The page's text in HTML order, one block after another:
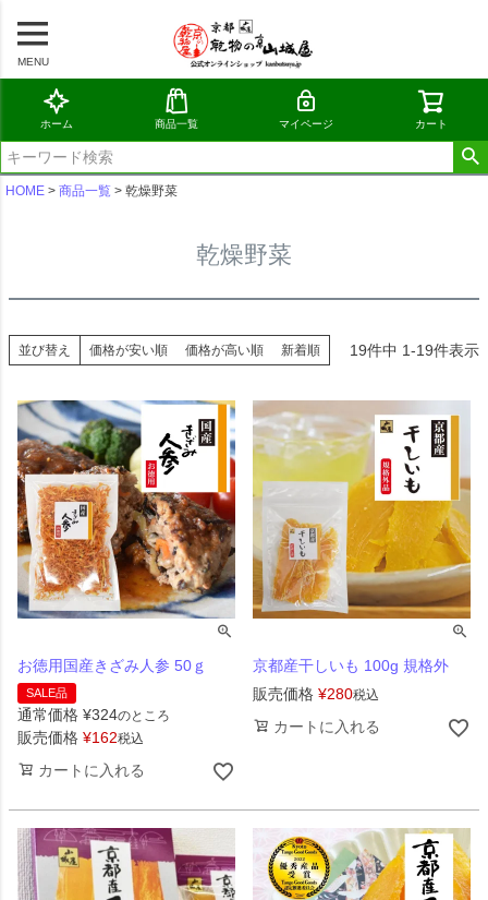
MENU
ホーム 商品一覧 マイページ カート
HOME 商品一覧 乾燥野菜
乾燥野菜
並び替え 価格が安い順 価格が高い順 新着順 19件中 1-19件表示
お徳用国産きざみ人参 50ｇ
SALE品
通常価格 ¥324のところ
販売価格 ¥162税込
カートに入れる
京都産干しいも 100g 規格外
販売価格 ¥280税込
カートに入れる